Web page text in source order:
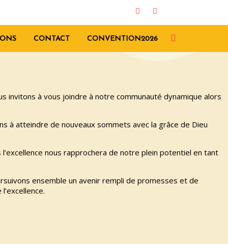
CONTACT CONVENTION2026
invitons à vous joindre à notre communauté dynamique alors
à atteindre de nouveaux sommets avec la grâce de Dieu
nous rapprochera de notre plein potentiel en tant
ensemble un avenir rempli de promesses et de